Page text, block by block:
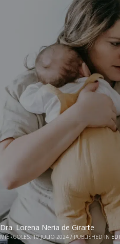
Dra. Lorena Neria de Girarte
MIÉRCOLES, 10 JULIO 2024 / PUBLISHED IN